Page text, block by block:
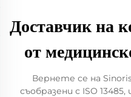
Доставчик на
от
Вернете се на
съобразени с ISO